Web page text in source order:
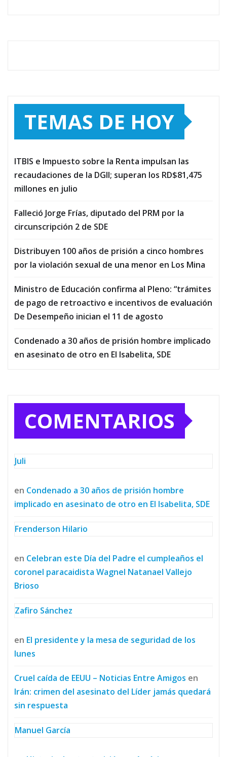
TEMAS DE HOY
ITBIS e Impuesto sobre la Renta impulsan las
recaudaciones de la DGII; superan los RD$81,475
millones en julio
Falleció Jorge Frías, diputado del PRM por la
circunscripción 2 de SDE
Distribuyen 100 años de prisión a cinco hombres
por la violación sexual de una menor en Los Mina
Ministro de Educación confirma al Pleno: “trámites
de pago de retroactivo e incentivos de evaluación
De Desempeño inician el 11 de agosto
Condenado a 30 años de prisión hombre implicado
en asesinato de otro en El Isabelita, SDE
COMENTARIOS
Juli
en Condenado a 30 años de prisión hombre
implicado en asesinato de otro en El Isabelita, SDE
Frenderson Hilario
en Celebran este Día del Padre el cumpleaños el
coronel paracaidista Wagnel Natanael Vallejo
Brioso
Zafiro Sánchez
en El presidente y la mesa de seguridad de los
lunes
Cruel caída de EEUU – Noticias Entre Amigos en
Irán: crimen del asesinato del Líder jamás quedará
sin respuesta
Manuel García